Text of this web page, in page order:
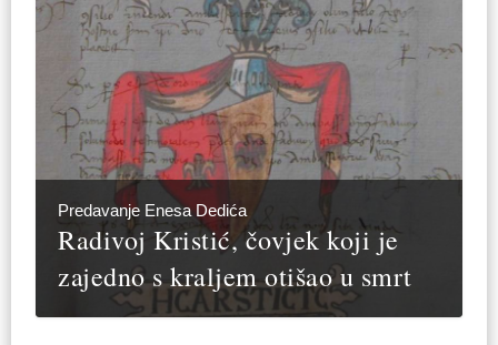
Predavanje Enesa Dedića
Radivoj Kristić, čovjek koji je
zajedno s kraljem otišao u smrt